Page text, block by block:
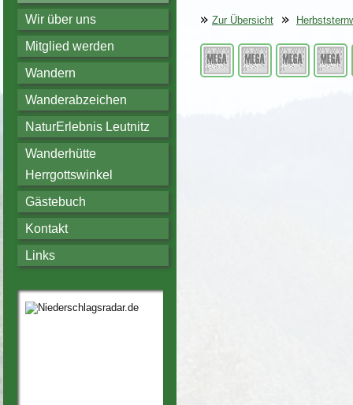
Wir über uns
Mitglied werden
Wandern
Wanderabzeichen
NaturErlebnis Leutnitz
Wanderhütte
Herrgottswinkel
Gästebuch
Kontakt
Links
Zur Übersicht